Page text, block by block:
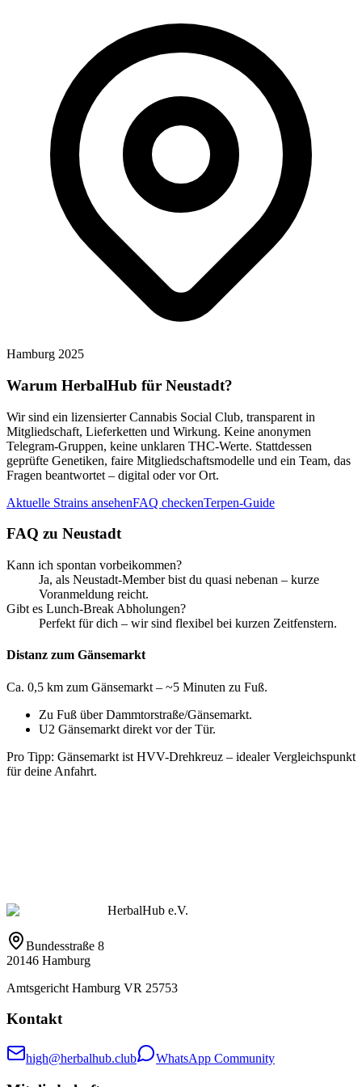
Hamburg 2025
Warum HerbalHub für Neustadt?
Wir sind ein lizensierter Cannabis Social Club, transparent in
Mitgliedschaft, Lieferketten und Wirkung. Keine anonymen
Telegram-Gruppen, keine unklaren THC-Werte. Stattdessen
geprüfte Genetiken, faire Mitgliedschaftsmodelle und ein Team, das
Fragen beantwortet – digital oder vor Ort.
Aktuelle Strains ansehenFAQ checkenTerpen-Guide
FAQ zu Neustadt
Kann ich spontan vorbeikommen?
Ja, als Neustadt-Member bist du quasi nebenan – kurze
Voranmeldung reicht.
Gibt es Lunch-Break Abholungen?
Perfekt für dich – wir sind flexibel bei kurzen Zeitfenstern.
Distanz zum Gänsemarkt
Ca. 0,5 km zum Gänsemarkt – ~5 Minuten zu Fuß.
Zu Fuß über Dammtorstraße/Gänsemarkt.
U2 Gänsemarkt direkt vor der Tür.
Pro Tipp: Gänsemarkt ist HVV-Drehkreuz – idealer Vergleichspunkt
für deine Anfahrt.
HerbalHub e.V.
Bundesstraße 8
20146 Hamburg
Amtsgericht Hamburg VR 25753
Kontakt
high@herbalhub.club WhatsApp Community